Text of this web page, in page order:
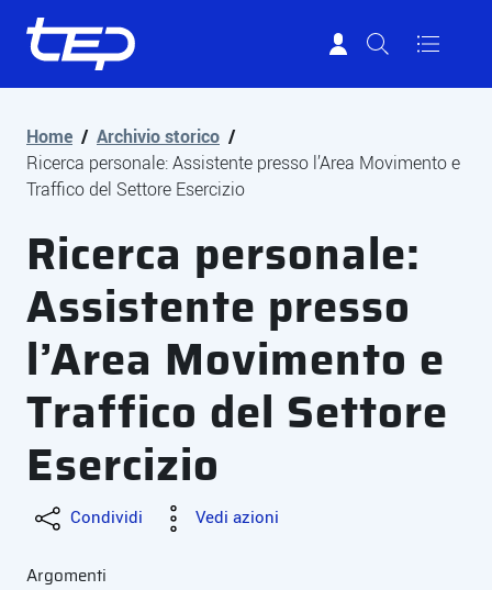
Tep - Trasporti pubblici Parma
Home / Archivio storico /
Ricerca personale: Assistente presso l’Area Movimento e
Traffico del Settore Esercizio
Ricerca personale:
Assistente presso
l’Area Movimento e
Traffico del Settore
Esercizio
Condividi Vedi azioni
Argomenti